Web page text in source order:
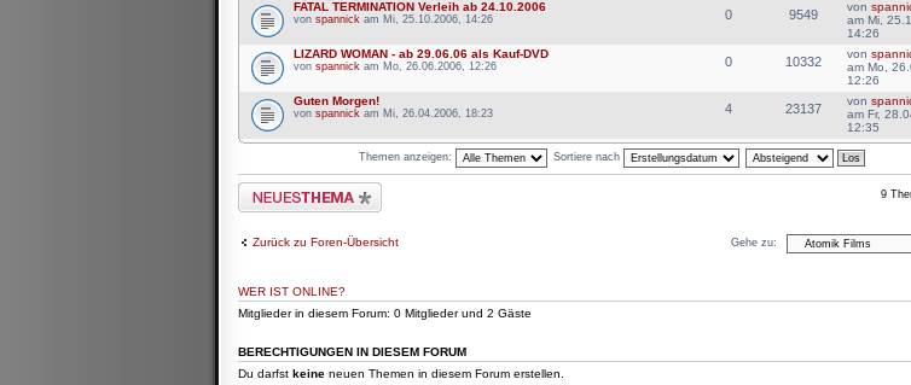
FATAL TERMINATION Verleih ab 24.10.2006
von spannick am Mi, 25.10.2006, 14:26 0 9549
von
am Mi,
14:26
LIZARD WOMAN - ab 29.06.06 als Kauf-DVD
von spannick am Mo, 26.06.2006, 12:26 0 10332
von
am Mo,
12:26
Guten Morgen!
von spannick am Mi, 26.04.2006, 18:23 4 23137
von
am Fr,
12:35
Themen anzeigen: Sortiere nach
Neues Thema erstellen 9
Zurück zu Foren-Übersicht Gehe zu:
WER IST ONLINE?
Mitglieder in diesem Forum: 0 Mitglieder und 2 Gäste
BERECHTIGUNGEN IN DIESEM FORUM
Du darfst keine neuen Themen in diesem Forum erstellen.